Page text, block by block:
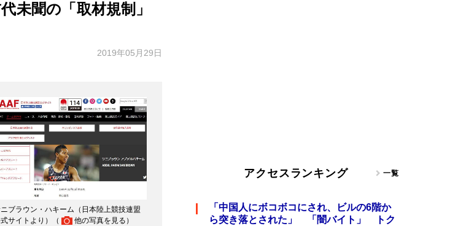
未聞の「取材規制」
2019年05月29日
ブラウン・ハキーム（日本陸上競技連盟
サイトより）（
他の写真を見る ）
アクセスランキング 一覧
「中国人にボコボコにされ、ビルの6階か
ら突き落とされた」 「闇バイト」 トク